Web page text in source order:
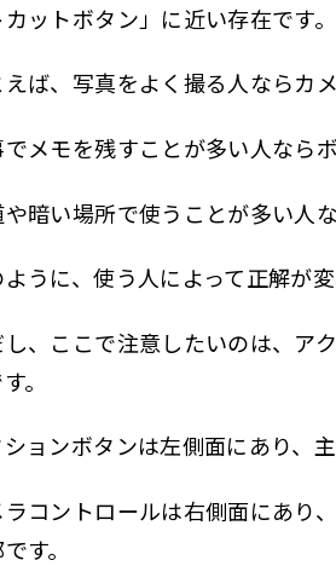
ットボタン」に近い存在です。
えば、写真をよく撮る人ならカメ
メモを残すことが多い人ならボ
暗い場所で使うことが多い人
ように、使う人によって正解が
し、ここで注意したいのは、ア
。
ションボタンは左側面にあり、
ラコントロールは右側面にあり
す。